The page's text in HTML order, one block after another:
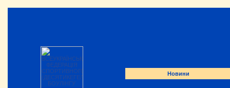
Новини